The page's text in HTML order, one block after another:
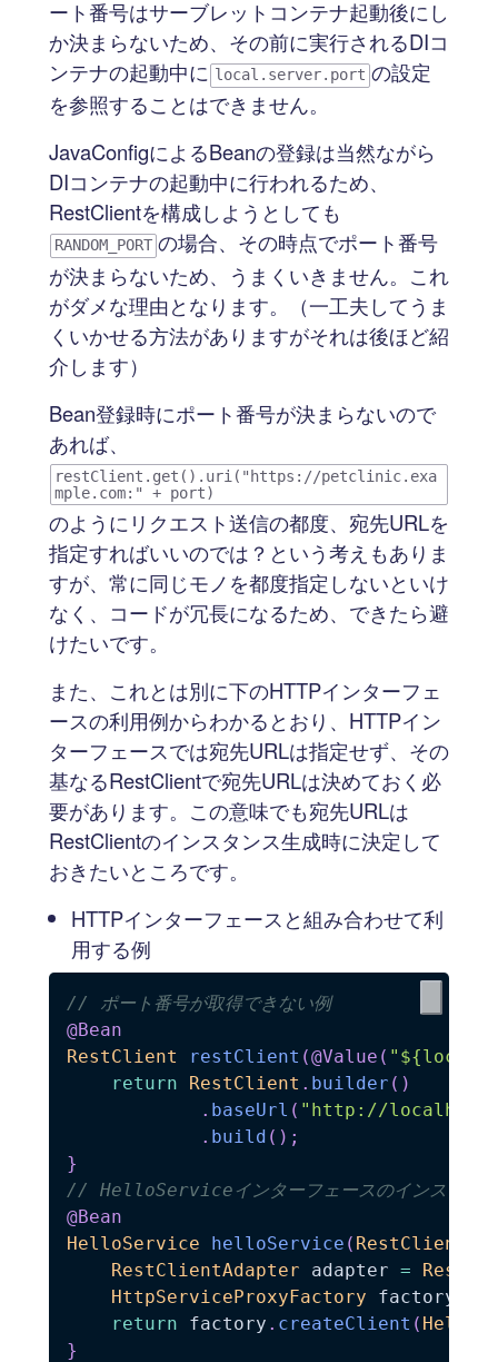
ート番号はサーブレットコンテナ起動後にし
か決まらないため、その前に実行されるDIコ
ンテナの起動中に local.server.port の設定
を参照することはできません。
JavaConfigによるBeanの登録は当然ながら
DIコンテナの起動中に行われるため、
RestClientを構成しようとしても
RANDOM_PORT の場合、その時点でポート番号
が決まらないため、うまくいきません。これ
がダメな理由となります。（一工夫してうま
くいかせる方法がありますがそれは後ほど紹
介します）
Bean登録時にポート番号が決まらないので
あれば、
restClient.get().uri("https://petclinic.exa
mple.com:" + port)
のようにリクエスト送信の都度、宛先URLを
指定すればいいのでは？という考えもありま
すが、常に同じモノを都度指定しないといけ
なく、コードが冗長になるため、できたら避
けたいです。
また、これとは別に下のHTTPインターフェ
ースの利用例からわかるとおり、HTTPイン
ターフェースでは宛先URLは指定せず、その
基なるRestClientで宛先URLは決めておく必
要があります。この意味でも宛先URLは
RestClientのインスタンス生成時に決定して
おきたいところです。
HTTPインターフェースと組み合わせて利
用する例
// ポート番号が取得できない例
@Bean
RestClient
restClient (@Value (
return
RestClient . builder ( )
. baseUrl ( "http://
. build ( ) ;
}
// HelloServiceインターフェースのインスタンス
@Bean
HelloService
helloService ( RestClient
RestClientAdapter adapter =
HttpServiceProxyFactory factory
return factory . createClient (
}